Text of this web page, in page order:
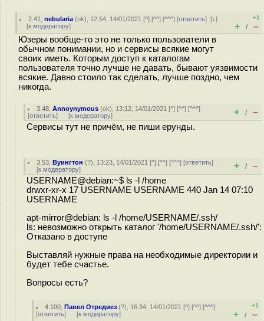
2.41 ,nebularia (ok), 12:54, 14/01/2021 [^] [^^] [^^^] [ответить][↓]
[к модератору]
+1
+ / –
Юзеры вообще-то это не только пользователи в
обычном понимании, но и сервисы всякие могут
своих иметь. Которым доступ к каталогам
пользователя точно лучше не давать, бывают уязвимости
всякие. Давно стоило так сделать, лучше поздно, чем
никогда.
3.48 ,Annoynymous (ok), 13:12, 14/01/2021 [^] [^^] [^^^]
[ответить] [к модератору] + / –
Сервисы тут не причём, не пиши ерунды.
3.53 ,Вуингтон (?), 13:23, 14/01/2021 [^] [^^] [^^^] [ответить]
[к модератору] + / –
USERNAME@debian:~$ ls -l /home
drwxr-xr-x 17 USERNAME USERNAME 440 Jan 14 07:10
USERNAME
apt-mirror@debian: ls -l /home/USERNAME/.ssh/
ls: невозможно открыть каталог '/home/USERNAME/.ssh/':
Отказано в доступе
Выставляй нужные права на необходимые директории и
будет тебе счастье.
Вопросы есть?
4.100 ,Павел Отредиез (?), 16:34, 14/01/2021 [^] [^^] [^^^]
[ответить] [к модератору]
+1
+ / –